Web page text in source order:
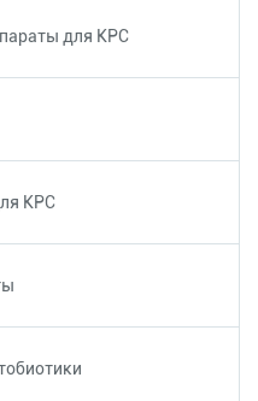
для КРС
КРС